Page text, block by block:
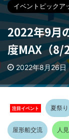
イベントピックア
2022年9月
度MAX（8/
2022年8月26日
注目イベント 夏祭り
屋形船交流 人